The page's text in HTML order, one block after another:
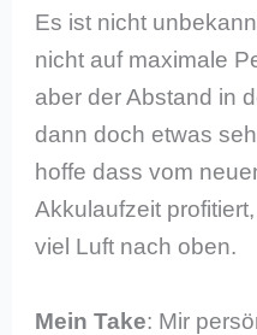
Es ist nicht
nicht auf maximale
aber der Abstand in
dann doch etwas
hoffe dass vom
Akkulaufzeit
viel Luft nach oben.
Mein Take: Mir